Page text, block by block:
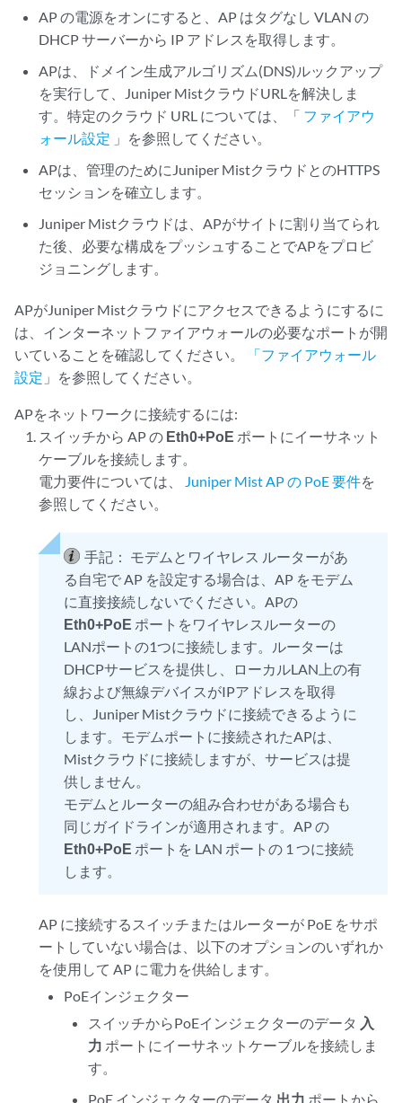
AP の電源をオンにすると、AP はタグなし VLAN の
DHCP サーバーから IP アドレスを取得します。
APは、ドメイン生成アルゴリズム(DNS)ルックアップ
を実行して、Juniper MistクラウドURLを解決しま
す。特定のクラウド URL については、「 ファイアウ
ォール設定 」を参照してください。
APは、管理のためにJuniper MistクラウドとのHTTPS
セッションを確立します。
Juniper Mistクラウドは、APがサイトに割り当てられ
た後、必要な構成をプッシュすることでAPをプロビ
ジョニングします。
APがJuniper Mistクラウドにアクセスできるようにするに
は、インターネットファイアウォールの必要なポートが開
いていることを確認してください。
「ファイアウォール
設定 」を参照してください。
APをネットワークに接続するには:
スイッチから AP の Eth0+PoE ポートにイーサネット
ケーブルを接続します。
電力要件については、 Juniper Mist AP の PoE 要件を
参照してください。
手記： モデムとワイヤレス ルーターがあ
る自宅で AP を設定する場合は、AP をモデム
に直接接続しないでください。APの
Eth0+PoE ポートをワイヤレスルーターの
LANポートの1つに接続します。ルーターは
DHCPサービスを提供し、ローカルLAN上の有
線および無線デバイスがIPアドレスを取得
し、Juniper Mistクラウドに接続できるように
します。モデムポートに接続されたAPは、
Mistクラウドに接続しますが、サービスは提
供しません。
モデムとルーターの組み合わせがある場合も
同じガイドラインが適用されます。AP の
Eth0+PoE ポートを LAN ポートの 1 つに接続
します。
AP に接続するスイッチまたはルーターが PoE をサポ
ートしていない場合は、以下のオプションのいずれか
を使用して AP に電力を供給します。
PoEインジェクター
スイッチからPoEインジェクターのデータ 入
力 ポートにイーサネットケーブルを接続しま
す。
PoE インジェクターのデータ 出力 ポートから